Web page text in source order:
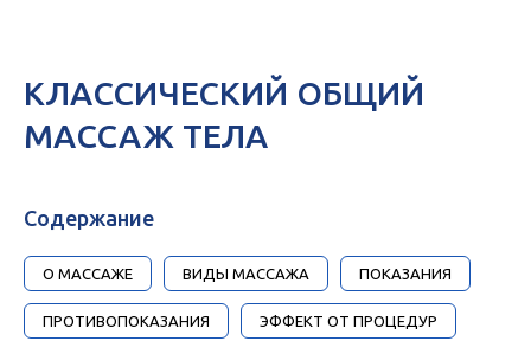
КЛАССИЧЕСКИЙ ОБЩИЙ
МАССАЖ ТЕЛА
Содержание
О МАССАЖЕ ВИДЫ МАССАЖА ПОКАЗАНИЯ
ПРОТИВОПОКАЗАНИЯ ЭФФЕКТ ОТ ПРОЦЕДУР